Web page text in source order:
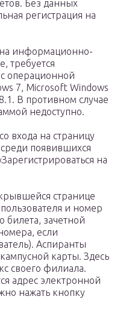
Без данных
регистрация на
на информационно-
требуется
операционной
7, Microsoft Windows
В противном случае
недоступно.
входа на страницу
появившихся
на
странице
и номер
билета, зачетной
если
Аспиранты
карты. Здесь
своего филиала.
адрес электронной
нажать кнопку